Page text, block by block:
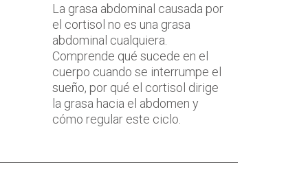
La grasa abdominal causada por
el cortisol no es una grasa
abdominal cualquiera.
Comprende qué sucede en el
cuerpo cuando se interrumpe el
sueño, por qué el cortisol dirige
la grasa hacia el abdomen y
cómo regular este ciclo.